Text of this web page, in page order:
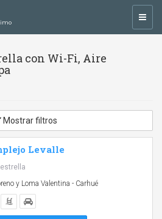
con Wi-Fi, Aire
Mostrar filtros
Levalle
y Loma Valentina - Carhué